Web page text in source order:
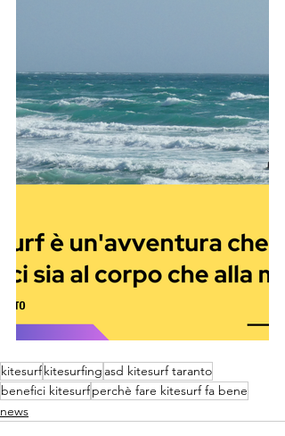
kitesurfkitesurfing asd kitesurf taranto
benefici kitesurfperchè fare kitesurf fa bene
news